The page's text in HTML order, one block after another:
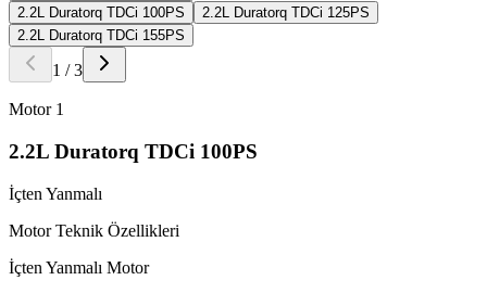
2.2L Duratorq TDCi 100PS
2.2L Duratorq TDCi 125PS
2.2L Duratorq TDCi 155PS
1 /3
Motor 1
2.2L Duratorq TDCi 100PS
İçten Yanmalı
Motor Teknik Özellikleri
İçten Yanmalı Motor